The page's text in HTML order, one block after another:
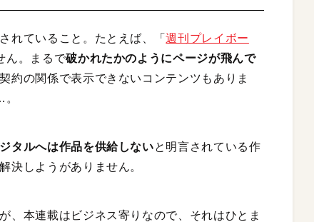
れていること。たとえば、「週刊プレイボー
ん。まるで破かれたかのようにページが飛んで
約の関係で表示できないコンテンツもありま
タルへは作品を供給しないと明言されている作
決しようがありません。
、本連載はビジネス寄りなので、それはひとま